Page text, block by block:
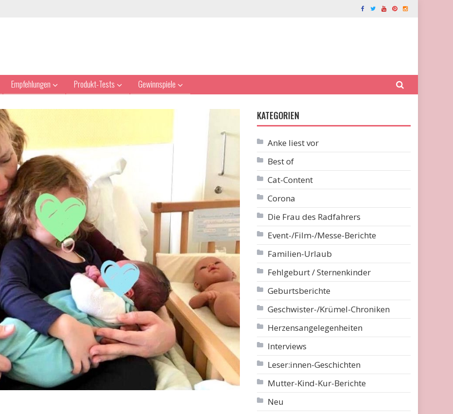
Empfehlungen Produkt-Tests Gewinnspiele
KATEGORIEN
Anke liest vor
Best of
Cat-Content
Corona
Die Frau des Radfahrers
Event-/Film-/Messe-Berichte
Familien-Urlaub
Fehlgeburt / Sternenkinder
Geburtsberichte
Geschwister-/Krümel-Chroniken
Herzensangelegenheiten
Interviews
Leser:innen-Geschichten
Mutter-Kind-Kur-Berichte
Neu